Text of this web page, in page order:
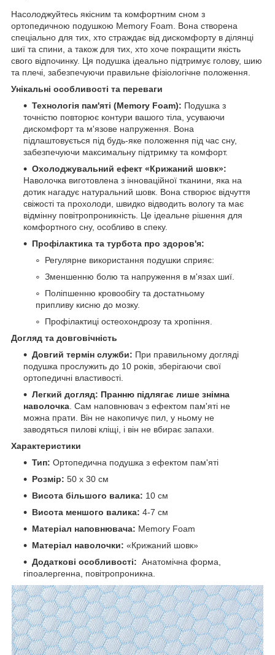
Насолоджуйтесь якісним та комфортним сном з
ортопедичною подушкою Memory Foam. Вона створена
спеціально для тих, хто страждає від дискомфорту в ділянці
шиї та спини, а також для тих, хто хоче покращити якість
свого відпочинку. Ця подушка ідеально підтримує голову, шию
та плечі, забезпечуючи правильне фізіологічне положення.
Унікальні особливості та переваги
Технологія пам'яті (Memory Foam): Подушка з
точністю повторює контури вашого тіла, усуваючи
дискомфорт та м'язове напруження. Вона
підлаштовується під будь-яке положення під час сну,
забезпечуючи максимальну підтримку та комфорт.
Охолоджувальний ефект «Крижаний шовк»:
Наволочка виготовлена з інноваційної тканини, яка на
дотик нагадує натуральний шовк. Вона створює відчуття
свіжості та прохолоди, швидко відводить вологу та має
відмінну повітропроникність. Це ідеальне рішення для
комфортного сну, особливо в спеку.
Профілактика та турбота про здоров'я:
Регулярне використання подушки сприяє:
Зменшенню болю та напруження в м'язах шиї.
Поліпшенню кровообігу та достатньому
припливу кисню до мозку.
Профілактиці остеохондрозу та хропіння.
Догляд та довговічність
Довгий термін служби: При правильному догляді
подушка прослужить до 10 років, зберігаючи свої
ортопедичні властивості.
Легкий догляд: Пранню підлягає лише знімна
наволочка . Сам наповнювач з ефектом пам'яті не
можна прати. Він не накопичує пил, у ньому не
заводяться пилові кліщі, і він не вбирає запахи.
Характеристики
Тип: Ортопедична подушка з ефектом пам'яті
Розмір: 50 x 30 см
Висота більшого валика: 10 см
Висота меншого валика: 4-7 см
Матеріал наповнювача: Memory Foam
Матеріал наволочки: «Крижаний шовк»
Додаткові особливості: Анатомічна форма,
гіпоалергенна, повітропроникна.